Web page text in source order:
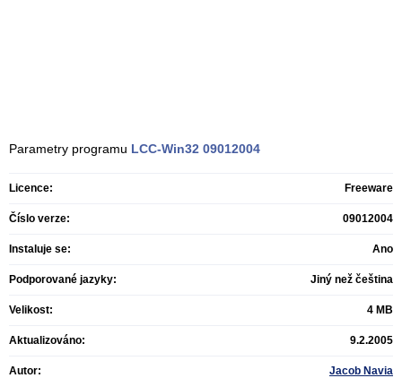
Parametry programu LCC-Win32 09012004
Licence: Freeware
Číslo verze: 09012004
Instaluje se: Ano
Podporované jazyky: Jiný než čeština
Velikost: 4 MB
Aktualizováno: 9.2.2005
Autor: Jacob Navia